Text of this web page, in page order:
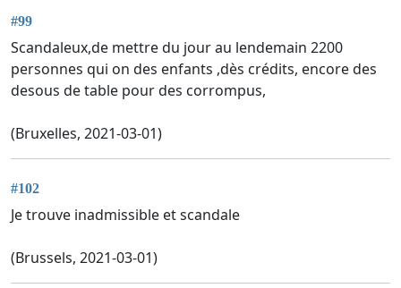
#99
Scandaleux,de mettre du jour au lendemain 2200
personnes qui on des enfants ,dès crédits, encore des
desous de table pour des corrompus,
(Bruxelles, 2021-03-01)
#102
Je trouve inadmissible et scandale
(Brussels, 2021-03-01)